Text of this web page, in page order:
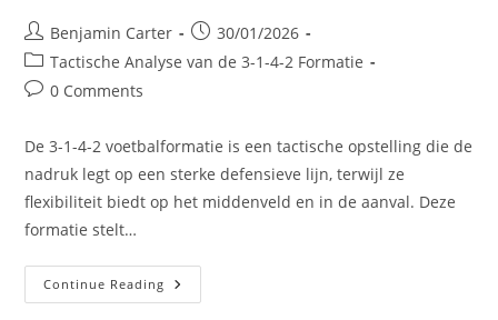
Post
author:
Benjamin Carter
Post
published:
30/01/2026
Post
category:
Tactische Analyse van de 3-1-4-2 Formatie
Post0 Comments
De 3-1-4-2 voetbalformatie is een tactische opstelling die de
nadruk legt op een sterke defensieve lijn, terwijl ze
flexibiliteit biedt op het middenveld en in de aanval. Deze
formatie stelt…
Continue Reading 3-
1-